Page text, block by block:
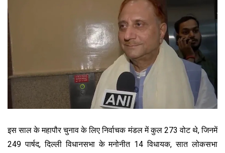
इस साल के महापौर चुनाव के लिए निर्वाचक मंडल में कुल 273 वोट थे, जिनमें
249 पार्षद, दिल्ली विधानसभा के मनोनीत 14 विधायक, सात लोकसभा